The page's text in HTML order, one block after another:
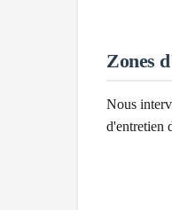
Zones
Nous
d'entretien